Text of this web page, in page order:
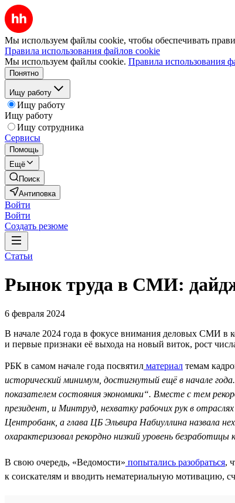
Мы используем файлы cookie, чтобы обеспечивать
Правила использования файлов cookie
Мы используем файлы cookie. Правила использования
Понятно
Ищу работу
Ищу работу
Ищу работу
Ищу сотрудника
Сервисы
Помощь
Ещё
Поиск
Антиповка
Войти
Войти
Создать резюме
Статьи
Рынок труда в СМИ:
6 февраля 2024
В начале 2024 года в фокусе внимания деловых СМИ в
и первые признаки её выхода на новый виток, рост
РБК в самом начале года посвятил материал темам
исторический минимум, достигнутый ещё в начале
показателем состояния экономики“. Вместе с тем
президент, и Минтруд, нехватку рабочих рук в
Центробанк, а глава ЦБ Эльвира Набиуллина назвала
охарактеризовал рекордно низкий уровень
В свою очередь, «Ведомости» попытались разобраться,
к соискателям и вводить нематериальную мотивацию,